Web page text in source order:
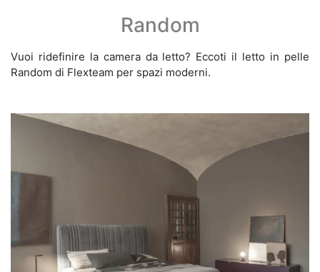
Random
Vuoi ridefinire la camera da letto? Eccoti il letto in pelle
Random di Flexteam per spazi moderni.